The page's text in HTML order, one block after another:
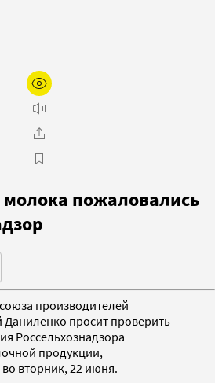
пожаловались
производителей
просит проверить
Россельхознадзора
продукции,
во вторник, 22 июня.